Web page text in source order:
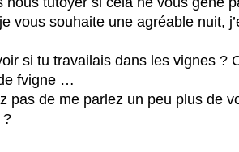
vous souhaite une agréable nuit,
si tu travailais dans les vignes ?
fvigne …
pas de me parlez un peu plus de
?